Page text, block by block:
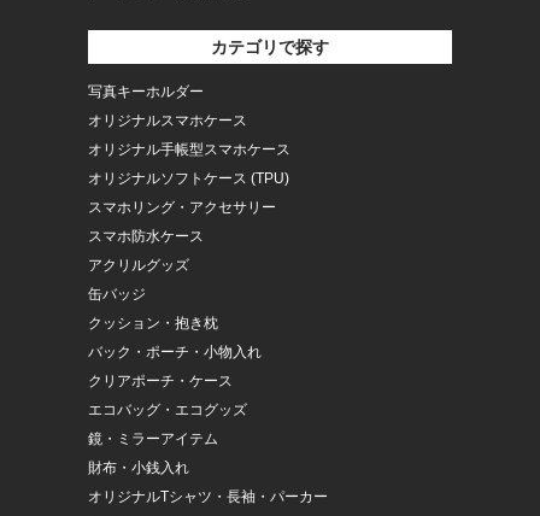
カテゴリで探す
写真キーホルダー
オリジナルスマホケース
オリジナル手帳型スマホケース
オリジナルソフトケース (TPU)
スマホリング・アクセサリー
スマホ防水ケース
アクリルグッズ
缶バッジ
クッション・抱き枕
バック・ポーチ・小物入れ
クリアポーチ・ケース
エコバッグ・エコグッズ
鏡・ミラーアイテム
財布・小銭入れ
オリジナルTシャツ・長袖・パーカー